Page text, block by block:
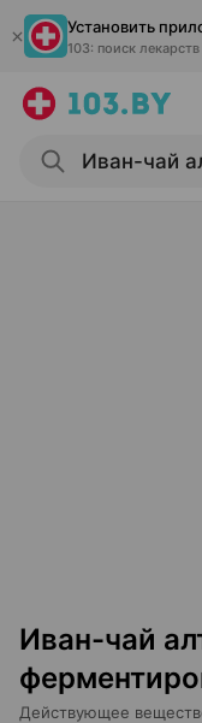
Установить
103: поиск
Иван-чай
Действующее